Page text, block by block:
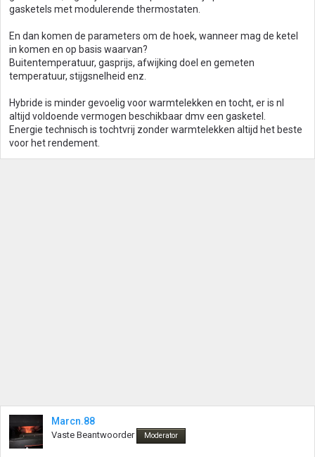
gasketels met modulerende thermostaten.
En dan komen de parameters om de hoek, wanneer mag de ketel
in komen en op basis waarvan?
Buitentemperatuur, gasprijs, afwijking doel en gemeten
temperatuur, stijgsnelheid enz.
Hybride is minder gevoelig voor warmtelekken en tocht, er is nl
altijd voldoende vermogen beschikbaar dmv een gasketel.
Energie technisch is tochtvrij zonder warmtelekken altijd het beste
voor het rendement.
Marcn.88
Vaste Beantwoorder Moderator